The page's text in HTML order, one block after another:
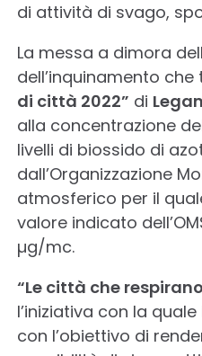
di attività di svago,
La messa a dimora
dell’inquinamento
di città 2022” di
alla concentrazione
livelli di biossido di
dall’Organizzazione
atmosferico per il
valore indicato
µg/mc.
“Le città che
l’iniziativa con la
con l’obiettivo di